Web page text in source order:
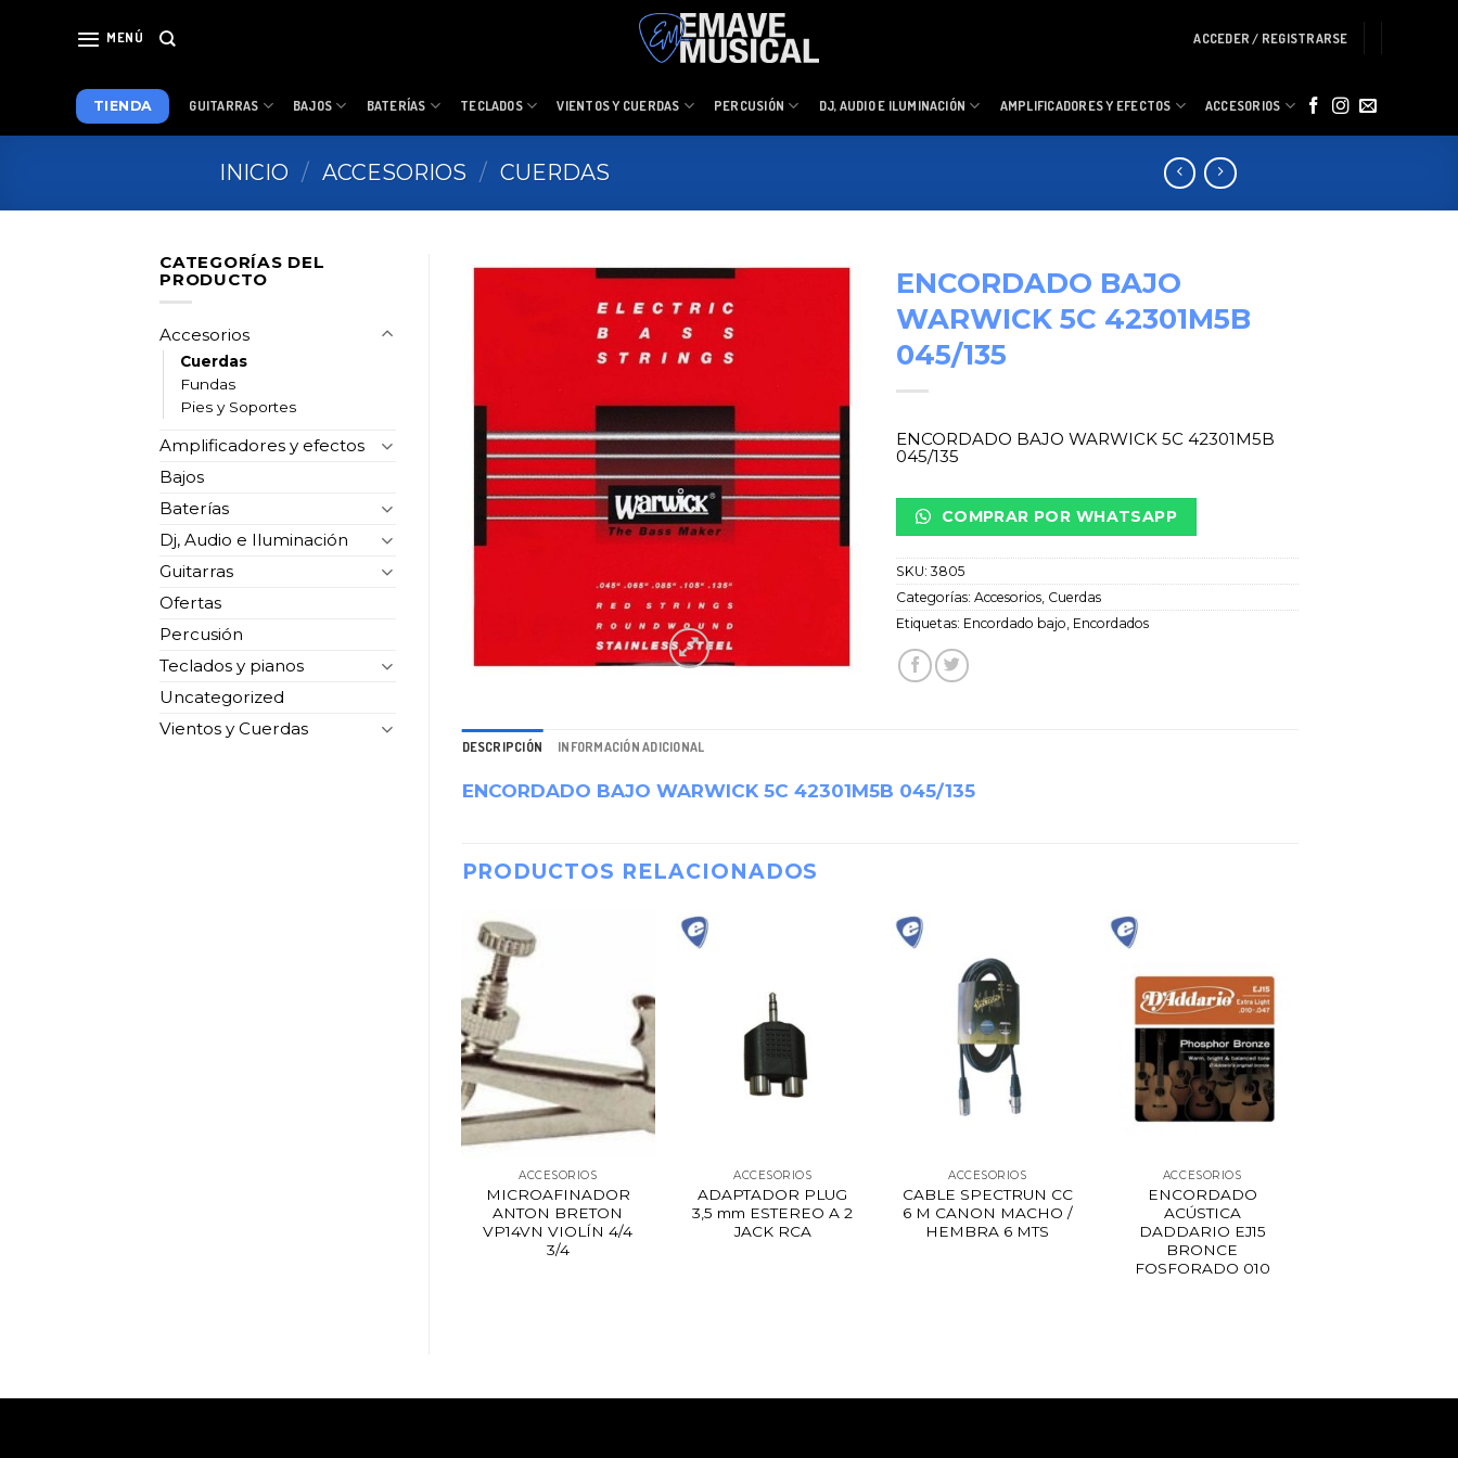
MENÚ ACCEDER / REGISTRARSE
TIENDA GUITARRAS BAJOS BATERÍAS TECLADOS VIENTOS Y CUERDAS PERCUSIÓN DJ, AUDIO E ILUMINACIÓN AMPLIFICADORES Y EFECTOS ACCESORIOS
INICIO / ACCESORIOS / CUERDAS
CATEGORÍAS DEL
PRODUCTO
Accesorios
Cuerdas
Fundas
Pies y Soportes
Amplificadores y efectos
Bajos
Baterías
Dj, Audio e Iluminación
Guitarras
Ofertas
Percusión
Teclados y pianos
Uncategorized
Vientos y Cuerdas
ENCORDADO BAJO
WARWICK 5C 42301M5B
045/135
ENCORDADO BAJO WARWICK 5C 42301M5B
045/135
COMPRAR POR WHATSAPP
SKU:3805
Categorías:Accesorios Cuerdas
Etiquetas: Encordado bajo Encordados
DESCRIPCIÓN INFORMACIÓN ADICIONAL
ENCORDADO BAJO WARWICK 5C 42301M5B 045/135
PRODUCTOS RELACIONADOS
ACCESORIOS
MICROAFINADOR
ANTON BRETON
VP14VN VIOLÍN 4/4
3/4
ACCESORIOS
ADAPTADOR PLUG
3,5 mm ESTEREO A 2
JACK RCA
ACCESORIOS
CABLE SPECTRUN CC
6 M CANON MACHO /
HEMBRA 6 MTS
ACCESORIOS
ENCORDADO
ACÚSTICA
DADDARIO EJ15
BRONCE
FOSFORADO 010